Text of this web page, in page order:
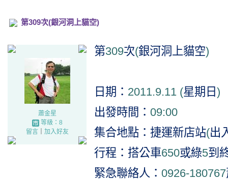
第309次(銀河洞上貓空)
蕭金星
等級：8
留言｜ 加入好友
第309次(銀河洞上貓空)
日期： 2011.9.11 (星期日 )
出發時間： 09:00
集合地點：捷運新店站(出
行程：搭公車650或綠5到
緊急聯絡人： 0926-180767